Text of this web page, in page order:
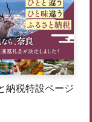
納税特設ページ